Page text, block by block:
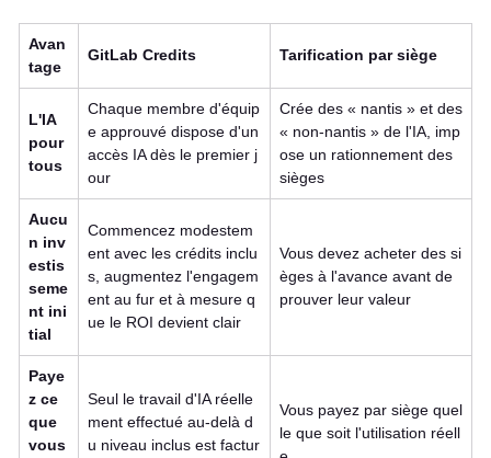
Avan
tage
GitLab Credits Tarification par siège
L'IA
pour
tous
Chaque membre d'équip
e approuvé dispose d'un
accès IA dès le premier j
our
Crée des « nantis » et des
« non-nantis » de l'IA, imp
ose un rationnement des
sièges
Aucu
n inv
estis
seme
nt ini
tial
Commencez modestem
ent avec les crédits inclu
s, augmentez l'engagem
ent au fur et à mesure q
ue le ROI devient clair
Vous devez acheter des si
èges à l'avance avant de
prouver leur valeur
Paye
z ce
que
vous
Seul le travail d'IA réelle
ment effectué au-delà d
u niveau inclus est factur
Vous payez par siège quel
le que soit l'utilisation réell